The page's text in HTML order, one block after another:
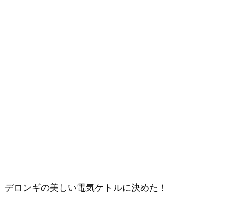
デロンギの美しい電気ケトルに決めた！